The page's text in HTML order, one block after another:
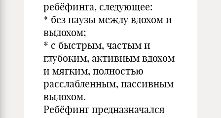
ребёфинга, следующее:
* без паузы между вдохом и
выдохом;
* с быстрым, частым и
глубоким, активным вдохом
и мягким, полностью
расслабленным, пассивным
выдохом.
Ребёфинг предназначался